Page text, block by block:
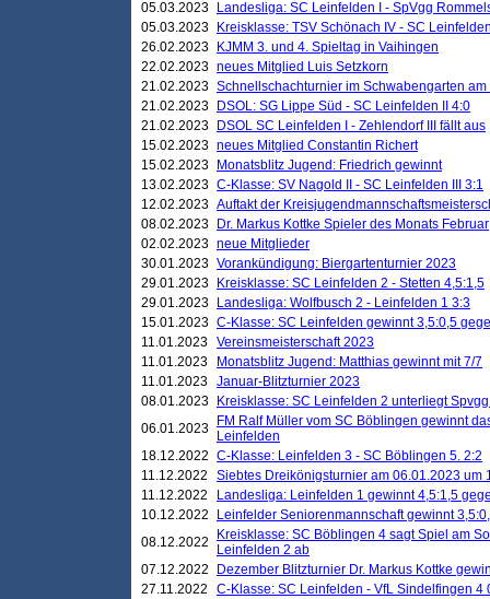
05.03.2023
Landesliga: SC Leinfelden I - SpVgg
05.03.2023
Kreisklasse: TSV Schönach IV - SC
26.02.2023
KJMM 3. und 4. Spieltag in Vaihingen
22.02.2023 neues Mitglied Luis Setzkorn
21.02.2023 Schnellschachturnier im Schwabengarten
21.02.2023
DSOL: SG Lippe Süd - SC Leinfelden II 4:0
21.02.2023
DSOL SC Leinfelden I - Zehlendorf III fällt aus
15.02.2023 neues Mitglied Constantin Richert
15.02.2023
Monatsblitz Jugend: Friedrich gewinnt
13.02.2023 C-Klasse: SV Nagold II - SC Leinfelden III 3:1
12.02.2023 Auftakt der
08.02.2023
Dr. Markus Kottke Spieler des Monats Februar
02.02.2023 neue Mitglieder
30.01.2023 Vorankündigung: Biergartenturnier 2023
29.01.2023
Kreisklasse: SC Leinfelden 2 - Stetten 4,5:1,5
29.01.2023
Landesliga: Wolfbusch 2 - Leinfelden 1 3:3
15.01.2023 C-Klasse: SC Leinfelden gewinnt 3,5:0,5
11.01.2023 Vereinsmeisterschaft 2023
11.01.2023
Monatsblitz Jugend: Matthias gewinnt mit 7/7
11.01.2023 Januar-Blitzturnier 2023
08.01.2023
Kreisklasse: SC Leinfelden 2 unterliegt
06.01.2023
FM Ralf Müller vom SC Böblingen gewinnt
Leinfelden
18.12.2022 C-Klasse: Leinfelden 3 - SC Böblingen 5. 2:2
11.12.2022
Siebtes Dreikönigsturnier am 06.01.2023 um
11.12.2022
Landesliga: Leinfelden 1 gewinnt 4,5:1,5
10.12.2022
Leinfelder Seniorenmannschaft gewinnt
08.12.2022
Kreisklasse: SC Böblingen 4 sagt Spiel am
Leinfelden 2 ab
07.12.2022
Dezember Blitzturnier Dr. Markus Kottke
27.11.2022
C-Klasse: SC Leinfelden - VfL Sindelfingen 4